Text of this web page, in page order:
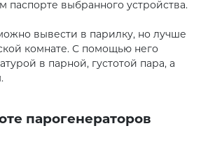
паспорте выбранного устройства.
вывести в парилку, но лучше
комнате. С помощью него
в парной, густотой пара, а
парогенераторов